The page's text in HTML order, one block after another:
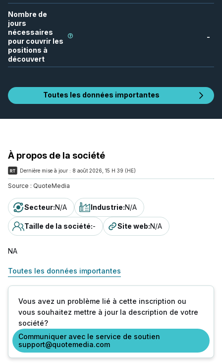
Nombre de
jours
nécessaires
pour couvrir les
positions à
découvert
-
Toutes les données importantes
À propos de la société
Dernière mise à jour : 8 août 2026, 15 H 39 (HE)
Source : QuoteMedia
Secteur:N/A Industrie:N/A
Taille de la société:- Site web:N/A
NA
Toutes les données importantes
Vous avez un problème lié à cette inscription ou
vous souhaitez mettre à jour la description de votre
société?
Communiquer avec le service de soutien
support@quotemedia.com